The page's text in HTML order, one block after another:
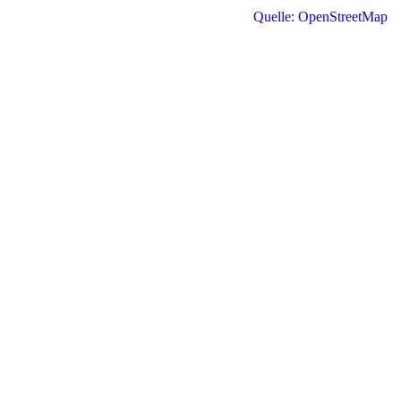
Quelle: OpenStreetMap